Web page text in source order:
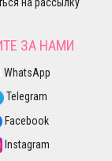
ЗА НАМИ
WhatsApp
Telegram
Facebook
Instagram